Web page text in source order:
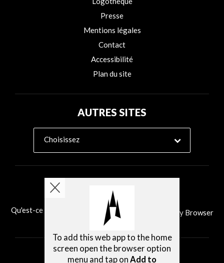
Presse
Mentions légales
Contact
Accessibilité
Plan du site
AUTRES SITES
Choisissez
Qu'est-ce que Ability Browser? Installer Ability Browser
To add this web app to the home
screen open the browser option
menu and tap on Add to